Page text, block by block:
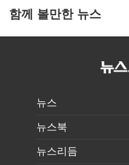
함께 볼만한 뉴스
뉴스
뉴스북
뉴스리듬